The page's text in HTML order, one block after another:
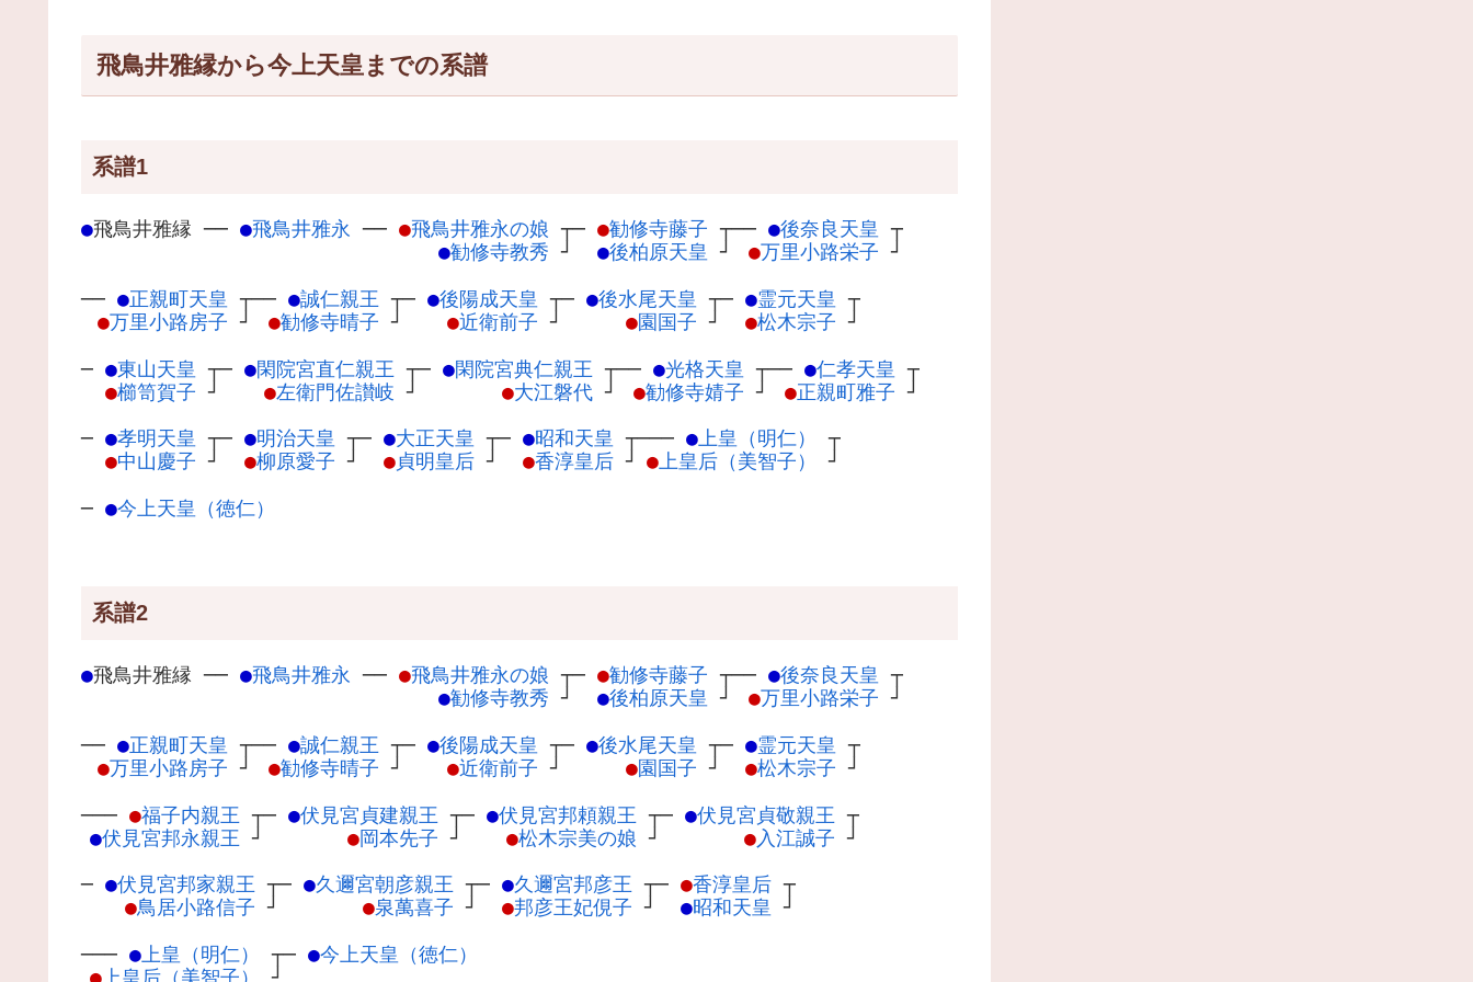
飛鳥井雅縁から今上天皇までの系譜
系譜1
●飛鳥井雅縁 ── ●飛鳥井雅永 ── ●飛鳥井雅永の娘 ┬
●勧修寺教秀 ┘
─ ●勧修寺藤子 ┬
●後柏原天皇 ┘
── ●後奈良天皇 ┬
●万里小路栄子 ┘
── ●正親町天皇 ┬
●万里小路房子 ┘
── ●誠仁親王 ┬
●勧修寺晴子 ┘
─ ●後陽成天皇 ┬
●近衛前子 ┘
─ ●後水尾天皇 ┬
●園国子 ┘
─ ●霊元天皇 ┬
●松木宗子 ┘
─ ●東山天皇 ┬
●櫛笥賀子 ┘
─ ●閑院宮直仁親王 ┬
●左衛門佐讃岐 ┘
─ ●閑院宮典仁親王 ┬
●大江磐代 ┘
── ●光格天皇 ┬
●勧修寺婧子 ┘
── ●仁孝天皇 ┬
●正親町雅子 ┘
─ ●孝明天皇 ┬
●中山慶子 ┘
─ ●明治天皇 ┬
●柳原愛子 ┘
─ ●大正天皇 ┬
●貞明皇后 ┘
─ ●昭和天皇 ┬
●香淳皇后 ┘
─── ● 上皇（明仁）
┬
● 上皇后（美智子） ┘
─ ●今上天皇（徳仁）
系譜2
●飛鳥井雅縁 ── ●飛鳥井雅永 ── ●飛鳥井雅永の娘 ┬
●勧修寺教秀 ┘
─ ●勧修寺藤子 ┬
●後柏原天皇 ┘
── ●後奈良天皇 ┬
●万里小路栄子 ┘
── ●正親町天皇 ┬
●万里小路房子 ┘
── ●誠仁親王 ┬
●勧修寺晴子 ┘
─ ●後陽成天皇 ┬
●近衛前子 ┘
─ ●後水尾天皇 ┬
●園国子 ┘
─ ●霊元天皇 ┬
●松木宗子 ┘
─── ●福子内親王 ┬
●伏見宮邦永親王 ┘
─ ●伏見宮貞建親王 ┬
●岡本先子 ┘
─ ●伏見宮邦頼親王 ┬
●松木宗美の娘 ┘
─ ●伏見宮貞敬親王 ┬
●入江誠子 ┘
─ ●伏見宮邦家親王 ┬
●鳥居小路信子 ┘
─ ●久邇宮朝彦親王 ┬
●泉萬喜子 ┘
─ ●久邇宮邦彦王 ┬
●邦彦王妃俔子 ┘
─ ●香淳皇后 ┬
●昭和天皇 ┘
─── ● 上皇（明仁）
┬
● 上皇后（美智子） ┘
─ ●今上天皇（徳仁）